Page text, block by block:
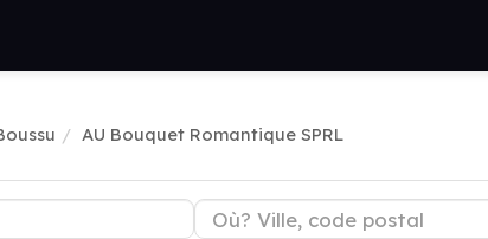
AU Bouquet Romantique SPRL